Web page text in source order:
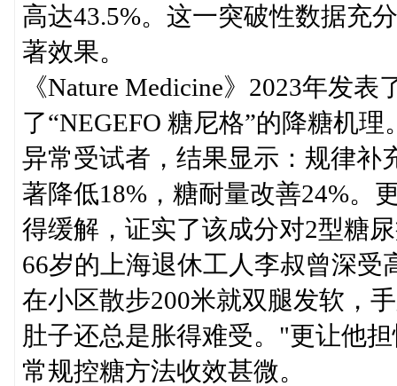
高达43.5%。这一突破性数据充
著效果。
《Nature Medicine》2023年发
了“NEGEFO 糖尼格”的降糖机
异常受试者，结果显示：规律补
著降低18%，糖耐量改善24%。
得缓解，证实了该成分对2型糖
66岁的上海退休工人李叔曾深
在小区散步200米就双腿发软，
肚子还总是胀得难受。"更让他
常规控糖方法收效甚微。